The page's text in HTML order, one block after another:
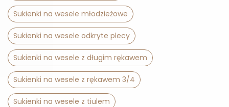
Sukienki na wesele młodzieżowe
Sukienki na wesele odkryte plecy
Sukienki na wesele z długim rękawem
Sukienki na wesele z rękawem 3/4
Sukienki na wesele z tiulem